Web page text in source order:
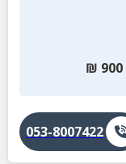
900
₪
053-8007422